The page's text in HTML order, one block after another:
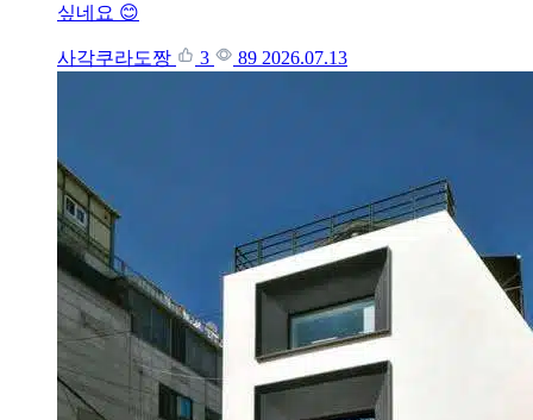
싶네요 😊
사각쿠라도짱 3 89 2026.07.13